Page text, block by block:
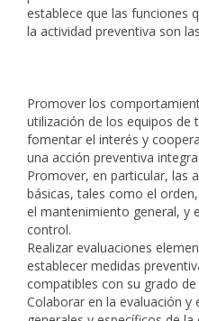
establece que las funciones
la actividad preventiva son
Promover los
utilización de los equipos de
fomentar el interés y
una acción preventiva
Promover, en particular, las
básicas, tales como el
el mantenimiento general, y
control.
Realizar evaluaciones
establecer medidas
compatibles con su grado
Colaborar en la evaluación y